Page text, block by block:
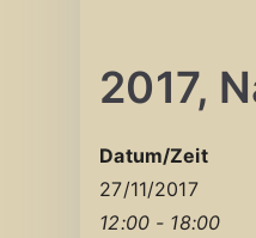
2017,
Datum/Zeit
27/11/2017
12:00 - 18:00